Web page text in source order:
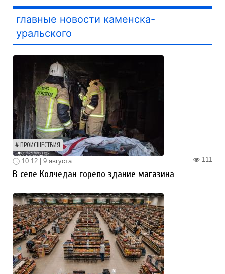
главные новости каменска-
уральского
ПРОИСШЕСТВИЯ
111
10:12 | 9 августа
В селе Колчедан горело здание магазина